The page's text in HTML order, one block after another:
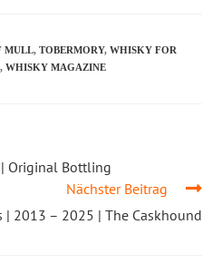
MULL, TOBERMORY, WHISKY FOR
, WHISKY MAGAZINE
| Original Bottling
Nächster Beitrag
| 2013 – 2025 | The Caskhound